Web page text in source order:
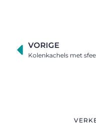
VORIGE
Kolenkachels met